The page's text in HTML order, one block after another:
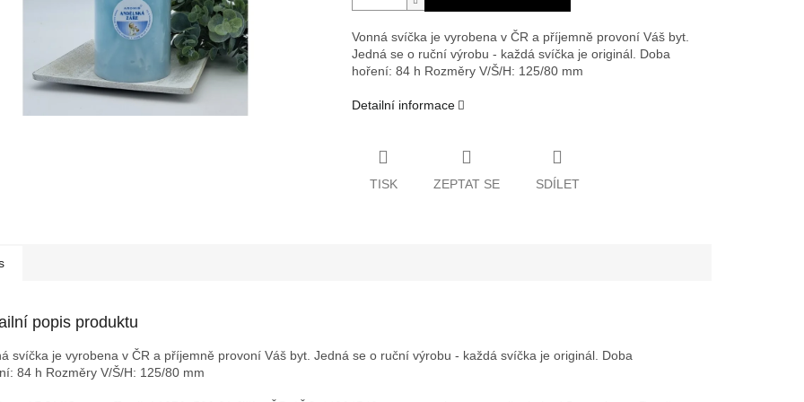
Vonná svíčka je vyrobena v ČR a příjemně provoní Váš byt.
Jedná se o ruční výrobu - každá svíčka je originál. Doba
hoření: 84 h Rozměry V/Š/H: 125/80 mm
Detailní informace
TISK ZEPTAT SE SDÍLET
popis produktu
svíčka je vyrobena v ČR a příjemně provoní Váš byt. Jedná se o ruční výrobu - každá svíčka je originál. Doba
84 h Rozměry V/Š/H: 125/80 mm